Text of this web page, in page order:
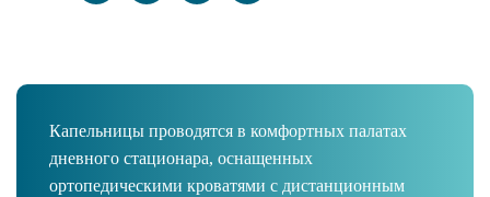
Капельницы проводятся в комфортных палатах
дневного стационара, оснащенных
ортопедическими кроватями с дистанционным